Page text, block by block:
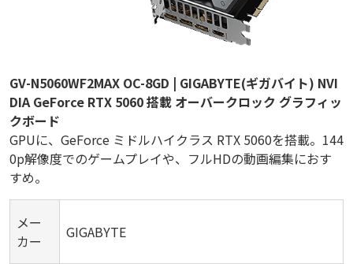
GV-N5060WF2MAX OC-8GD | GIGABYTE(ギガバイト) NVI
DIA GeForce RTX 5060 搭載 オーバークロック グラフィッ
クボード
GPUに、GeForce ミドルハイクラス RTX 5060を搭載。144
0p解像度でのゲームプレイや、フルHDの動画編集におす
すめ。
メー
カー
GIGABYTE